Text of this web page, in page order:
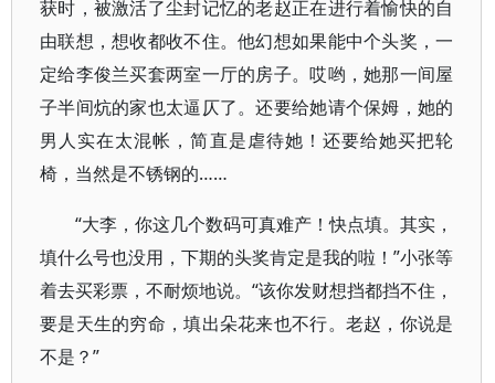
获时，被激活了尘封记忆的老赵正在进行着愉快的自
由联想，想收都收不住。他幻想如果能中个头奖，一
定给李俊兰买套两室一厅的房子。哎哟，她那一间屋
子半间炕的家也太逼仄了。还要给她请个保姆，她的
男人实在太混帐，简直是虐待她！还要给她买把轮
椅，当然是不锈钢的……
“大李，你这几个数码可真难产！快点填。其实，
填什么号也没用，下期的头奖肯定是我的啦！”小张等
着去买彩票，不耐烦地说。“该你发财想挡都挡不住，
要是天生的穷命，填出朵花来也不行。老赵，你说是
不是？”